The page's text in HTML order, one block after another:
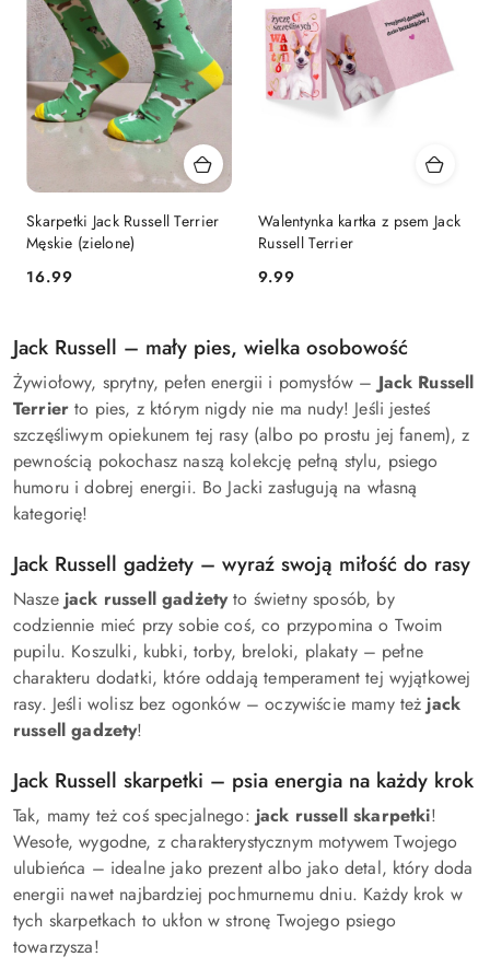
Skarpetki Jack Russell Terrier
Męskie (zielone)
Cena:
16.99
Walentynka kartka z psem Jack
Russell Terrier
Cena:
9.99
Jack Russell – mały pies, wielka osobowość
Żywiołowy, sprytny, pełen energii i pomysłów – Jack Russell
Terrier to pies, z którym nigdy nie ma nudy! Jeśli jesteś
szczęśliwym opiekunem tej rasy (albo po prostu jej fanem), z
pewnością pokochasz naszą kolekcję pełną stylu, psiego
humoru i dobrej energii. Bo Jacki zasługują na własną
kategorię!
Jack Russell gadżety – wyraź swoją miłość do rasy
Nasze jack russell gadżetyto świetny sposób, by
codziennie mieć przy sobie coś, co przypomina o Twoim
pupilu. Koszulki, kubki, torby, breloki, plakaty – pełne
charakteru dodatki, które oddają temperament tej wyjątkowej
rasy. Jeśli wolisz bez ogonków – oczywiście mamy teżjack
russell gadzety!
Jack Russell skarpetki – psia energia na każdy krok
Tak, mamy też coś specjalnego: jack russell skarpetki!
Wesołe, wygodne, z charakterystycznym motywem Twojego
ulubieńca – idealne jako prezent albo jako detal, który doda
energii nawet najbardziej pochmurnemu dniu. Każdy krok w
tych skarpetkach to ukłon w stronę Twojego psiego
towarzysza!